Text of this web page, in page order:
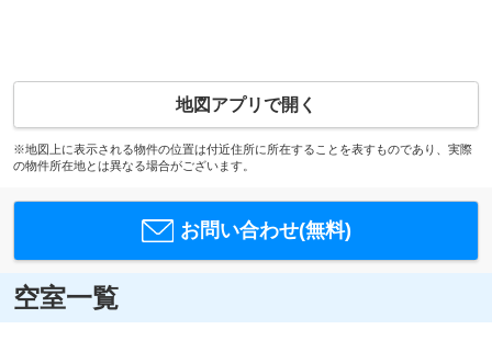
地図アプリで開く
※地図上に表示される物件の位置は付近住所に所在することを表すものであり、実際
の物件所在地とは異なる場合がございます。
お問い合わせ(無料)
空室一覧